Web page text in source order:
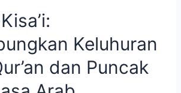
Keluhuran
dan Puncak